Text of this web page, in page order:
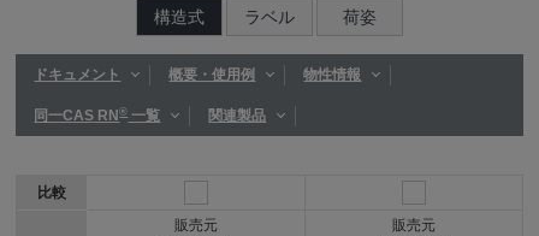
構造式 ラベル 荷姿
ドキュメント 概要・使用例 物性情報
同一CAS RN®一覧 関連製品
比較
販売元
販売元